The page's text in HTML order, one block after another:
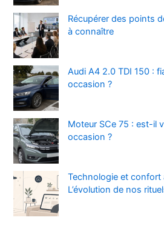
Récupérer des points
à connaître
Audi A4 2.0 TDI 150 :
occasion ?
Moteur SCe 75 : est-il
occasion ?
Technologie et confort
L’évolution de nos